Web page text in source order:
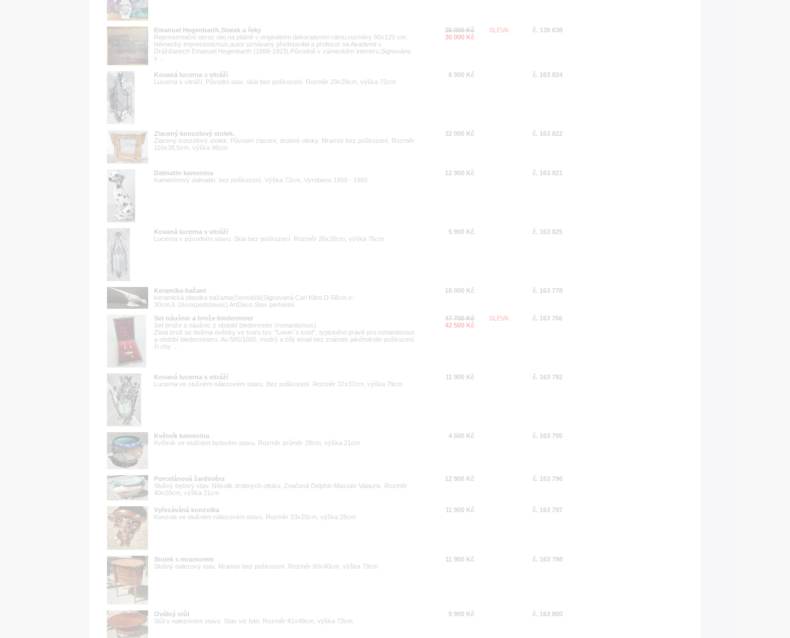
Emanuel Hegenbarth,Statek u řeky
Representační obraz olej na plátně v originálním dekorativním rámu,rozměry 90x120 cm.
Německý impresionismus,autor uznávaný představitel a profesor na Akademii v
Drážďanech Emanuel Hegenbarth (1868-1923).Původně v zámeckém interieru,Signováno
v ...
35 000 Kč
30 000 Kč
SLEVA č. 139 638
Kovaná lucerna s vitráží
Lucerna s vitráží. Původní stav, skla bez poškození. Rozměr 29x29cm, výška 72cm
6 900 Kč č. 163 824
Zlacený konzolový stolek.
Zlacený konzolový stolek. Původní zlacení, drobné otluky. Mramor bez poškození. Rozměr
116x38,5cm, výška 96cm
32 000 Kč č. 163 822
Dalmatin kamenina
Kamenínový dalmatin, bez poškození. Výška 72cm. Vyrobeno 1950 - 1960
12 900 Kč č. 163 821
Kovaná lucerna s vitráží
Lucerna v původním stavu. Skla bez poškození. Rozměr 26x26cm, výška 76cm
5 900 Kč č. 163 825
Keramika-bažant
keramická plastika bažanta(černobílá)Signovaná Carl Klimt.D-58cm.v-
30cm,š-16cm(podstavec) ArtDeco.Stav perfektní.
18 000 Kč č. 163 778
Set náušnic a brože biedermeier
Set brože a náušnic z období biedermeier (romantismus).
Zlatá brož se dvěma ověsky ve tvaru tzv. "Lover´s knot", typického právě pro romantismus
a období biedermeieru: Au 585/1000, modrý a bílý email bez známek jakéhokoliv poškození
či chy ...
47 700 Kč
42 500 Kč
SLEVA č. 163 766
Kovaná lucerna s vitráží
Lucerna ve slušném nálezovém stavu. Bez poškození. Rozměr 37x37cm, výška 79cm
11 900 Kč č. 163 792
Květník kamenina
Květník ve slušném bytovém stavu. Rozměr průměr 28cm, výška 21cm
4 500 Kč č. 163 795
Porcelánová žardiniěra
Slušný bytový stav. Několik drobných otluku. Značená Delphin Massier Valauris. Rozměr
40v20cm, výška 21cm
12 900 Kč č. 163 796
Vyřezáváná konzolka
Konzola ve slušném nálezovém stavu. Rozměr 33x20cm, výška 25cm
11 900 Kč č. 163 797
Stolek s mramorem
Slušný nalezový stav. Mramor bez poškození. Rozměr 60x40cm, výška 79cm
11 900 Kč č. 163 798
Oválný stůl
Stůl v nalezovém stavu. Stav viz foto. Rozměr 81x49cm, výška 73cm
9 900 Kč č. 163 800